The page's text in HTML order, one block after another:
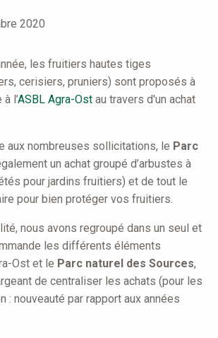
2020
les fruitiers hautes tiges
cerisiers, pruniers) sont proposés à
l’ASBL Agra-Ost au travers d'un achat
aux nombreuses sollicitations, le Parc
un achat groupé d’arbustes à
pour jardins fruitiers) et de tout le
pour bien protéger vos fruitiers.
nous avons regroupé dans un seul et
les différents éléments
Ost et le Parc naturel des Sources,
de centraliser les achats (pour les
: nouveauté par rapport aux années